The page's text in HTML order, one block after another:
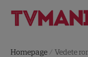
Homepage /Vedete